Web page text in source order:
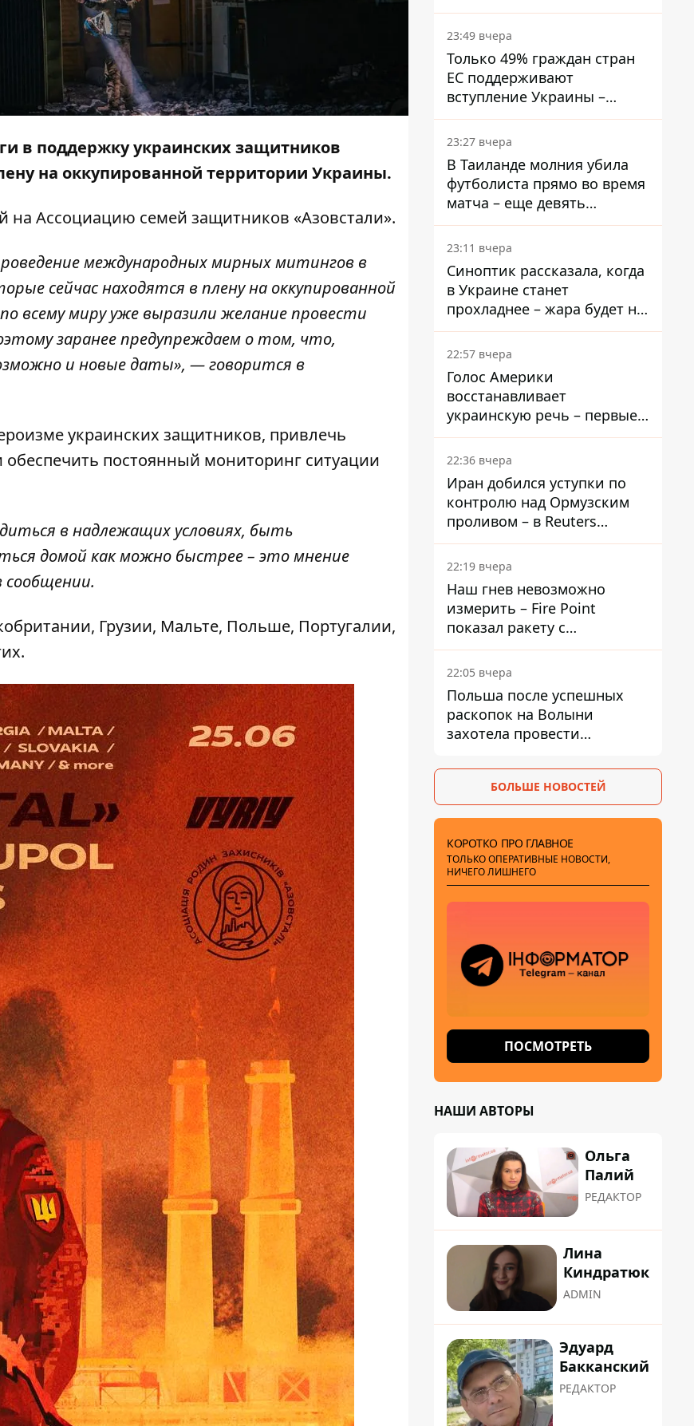
в поддержку украинских защитников
на оккупированной территории Украины.
на Ассоциацию семей защитников «Азовстали».
международных мирных митингов в
сейчас находятся в плену на оккупированной
всему миру уже выразили желание провести
заранее предупреждаем о том, что,
и новые даты», — говорится в
украинских защитников, привлечь
постоянный мониторинг ситуации
в надлежащих условиях, быть
домой как можно быстрее – это мнение
Грузии, Мальте, Польше, Португалии,
подать
23:49 вчера
Только 49% граждан стран
ЕС поддерживают
вступление Украины –
результаты опроса
23:27 вчера
В Таиланде молния убила
футболиста прямо во время
матча – еще девять
пострадали
23:11 вчера
Синоптик рассказала, когда
в Украине станет
прохладнее – жара будет не
долго
22:57 вчера
Голос Америки
восстанавливает
украинскую речь – первые
эфиры ожидаются на
следующей неделе
22:36 вчера
Иран добился уступки по
контролю над Ормузским
проливом – в Reuters
раскрыли детали
22:19 вчера
Наш гнев невозможно
измерить – Fire Point
показал ракету с
загадочной отметкой 723
22:05 вчера
Польша после успешных
раскопок на Волыни
захотела провести
БОЛЬШЕ НОВОСТЕЙ
КОРОТКО ПРО ГЛАВНОЕ
ТОЛЬКО ОПЕРАТИВНЫЕ НОВОСТИ,
НИЧЕГО ЛИШНЕГО
ПОСМОТРЕТЬ
НАШИ АВТОРЫ
Ольга
Палий
РЕДАКТОР
Лина
Киндратюк
ADMIN
Эдуард
Бакканский
РЕДАКТОР